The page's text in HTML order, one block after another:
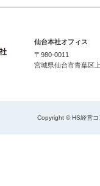
仙台本社オフィス
〒980-0011
宮城県仙台市青葉区
Copyright © HS経営